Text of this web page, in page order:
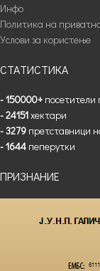
Инфо
Политика на
Услови за користење
СТАТИСТИКА
- 150000+ посетители
- 24151хектари
- 3279 претставници
- 1644 пеперутки
ПРИЗНАНИЕ